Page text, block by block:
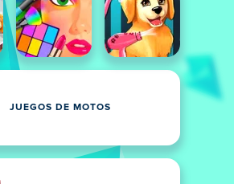
JUEGOS DE MOTOS